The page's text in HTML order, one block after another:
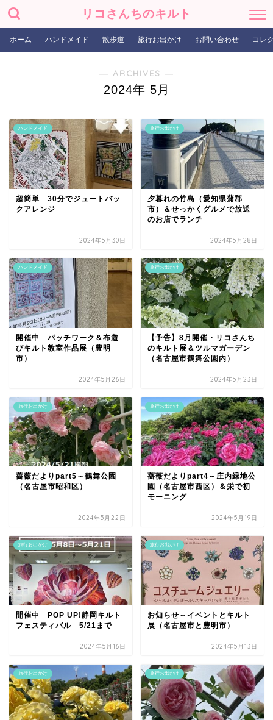
リコさんちのキルト
ホーム ハンドメイド 散歩道 旅行お出かけ お問い合わせ コレ
― ARCHIVES ―
2024年 5月
ハンドメイド
超簡単 30分でジュートバッ
クアレンジ
2024年5月30日
旅行お出かけ
夕暮れの竹島（愛知県蒲郡
市）＆せっかくグルメで放送
のお店でランチ
2024年5月28日
ハンドメイド
開催中 パッチワーク＆布遊
びキルト教室作品展（豊明
市）
2024年5月26日
旅行お出かけ
【予告】8月開催・リコさんち
のキルト展＆ツルマガーデン
（名古屋市鶴舞公園内）
2024年5月23日
旅行お出かけ
薔薇だよりpart5～鶴舞公園
（名古屋市昭和区）
2024年5月22日
旅行お出かけ
薔薇だよりpart4～庄内緑地公
園（名古屋市西区）＆栄で初
モーニング
2024年5月19日
旅行お出かけ
開催中 POP UP!静岡キルト
フェスティバル 5/21まで
2024年5月16日
旅行お出かけ
お知らせ～イベントとキルト
展（名古屋市と豊明市）
2024年5月13日
旅行お出かけ 旅行お出かけ